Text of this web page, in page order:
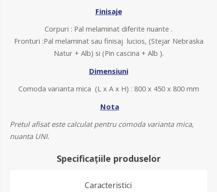
Finisaje
Corpuri : Pal melaminat diferite nuante .
Fronturi :Pal melaminat sau finisaj lucios, (Stejar Nebraska
Natur + Alb) si (Pin cascina + Alb ).
Dimensiuni
Comoda varianta mica (L x A x H) : 800 x 450 x 800 mm
Nota
Pretul afisat este calculat pentru comoda varianta mica,
nuanta UNI.
Specificațiile produselor
Caracteristici